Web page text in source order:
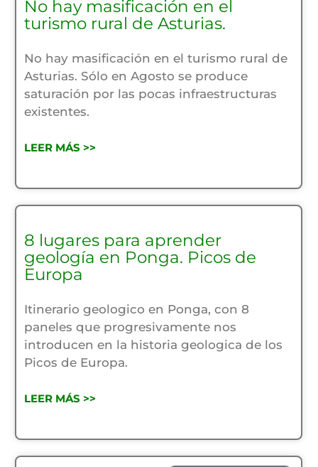
No hay masificación en el
turismo rural de Asturias.
No hay masificación en el turismo rural de
Asturias. Sólo en Agosto se produce
saturación por las pocas infraestructuras
existentes.
LEER MÁS >>
8 lugares para aprender
geología en Ponga. Picos de
Europa
Itinerario geologico en Ponga, con 8
paneles que progresivamente nos
introducen en la historia geologica de los
Picos de Europa.
LEER MÁS >>